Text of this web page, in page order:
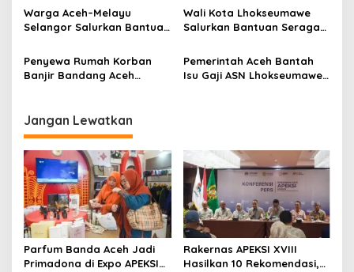
Siswa SD di Muara Batu
Warga Aceh–Melayu
Selangor Salurkan Bantuan
untuk Korban Banjir
Langkahan
Wali Kota Lhokseumawe
Salurkan Bantuan Seragam
ke Tiga SD Terdampak
Bencana
Penyewa Rumah Korban
Banjir Bandang Aceh
Pemerintah Aceh Bantah
Isu Gaji ASN Lhokseumawe
Jangan Lewatkan
Parfum Banda Aceh Jadi
Primadona di Expo APEKSI
Rakernas APEKSI XVIII
Hasilkan 10 Rekomendasi,